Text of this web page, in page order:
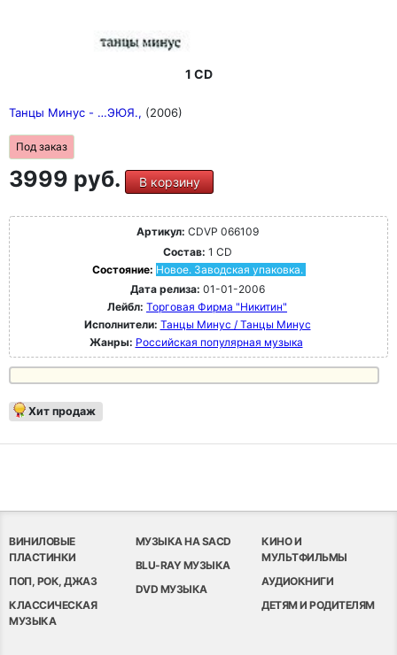
1 CD
Танцы Минус - …ЭЮЯ., (2006)
Под заказ
3999 руб. В корзину
Артикул: CDVP 066109
Состав: 1 CD
Состояние: Новое. Заводская упаковка.
Дата релиза: 01-01-2006
Лейбл: Торговая Фирма "Никитин"
Исполнители: Танцы Минус / Танцы Минус
Жанры: Российская популярная музыка
Хит продаж
ВИНИЛОВЫЕ
ПЛАСТИНКИ
ПОП, РОК, ДЖАЗ
КЛАССИЧЕСКАЯ
МУЗЫКА
МУЗЫКА НА SACD
BLU-RAY МУЗЫКА
DVD МУЗЫКА
КИНО И
МУЛЬТФИЛЬМЫ
АУДИОКНИГИ
ДЕТЯМ И РОДИТЕЛЯМ